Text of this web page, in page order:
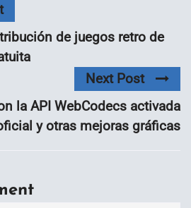
de juegos retro de
Next Post
la API WebCodecs activada
y otras mejoras gráficas